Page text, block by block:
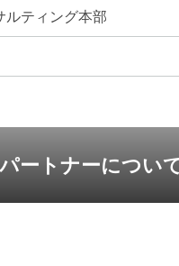
ルティング本部
ートナーについ